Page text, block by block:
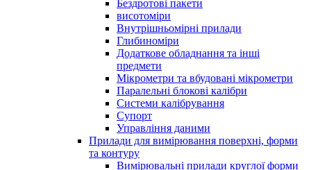
Бездротові пакети
висотоміри
Внутрішньомірні прилади
Глибиноміри
Додаткове обладнання та інші
предмети
Мікрометри та вбудовані мікрометри
Паралельні блокові калібри
Системи калібрування
Супорт
Управління даними
Прилади для вимірювання поверхні, форми
та контуру
Вимірювальні прилади круглої форми